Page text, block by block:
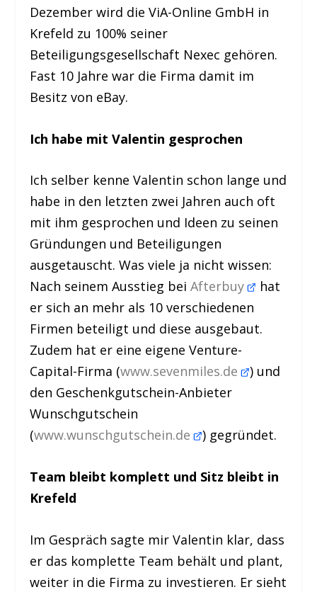
Dezember wird die ViA-Online GmbH in
Krefeld zu 100% seiner
Beteiligungsgesellschaft Nexec gehören.
Fast 10 Jahre war die Firma damit im
Besitz von eBay.
Ich habe mit Valentin gesprochen
Ich selber kenne Valentin schon lange und
habe in den letzten zwei Jahren auch oft
mit ihm gesprochen und Ideen zu seinen
Gründungen und Beteiligungen
ausgetauscht. Was viele ja nicht wissen:
Nach seinem Ausstieg beiAfterbuy
hat
er sich an mehr als 10 verschiedenen
Firmen beteiligt und diese ausgebaut.
Zudem hat er eine eigene Venture-
Capital-Firma (www.sevenmiles.de ) und
den Geschenkgutschein-Anbieter
Wunschgutschein
(www.wunschgutschein.de ) gegründet.
Team bleibt komplett und Sitz bleibt in
Krefeld
Im Gespräch sagte mir Valentin klar, dass
er das komplette Team behält und plant,
weiter in die Firma zu investieren. Er sieht